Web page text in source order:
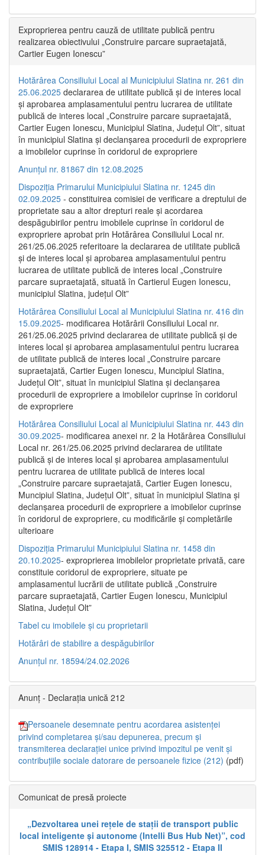
Exproprierea pentru cauză de utilitate publică pentru
realizarea obiectivului „Construire parcare supraetajată,
Cartier Eugen Ionescu”
Hotărârea Consiliului Local al Municipiului Slatina nr. 261 din
25.06.2025 declararea de utilitate publică și de interes local
și aprobarea amplasamentului pentru lucrarea de utilitate
publică de interes local „Construire parcare supraetajată,
Cartier Eugen Ionescu, Municipiul Slatina, Județul Olt”, situat
în municipiul Slatina și declanșarea procedurii de expropriere
a imobilelor cuprinse în coridorul de expropriere
Anunțul nr. 81867 din 12.08.2025
Dispoziția Primarului Municipiului Slatina nr. 1245 din
02.09.2025 - constituirea comisiei de verificare a dreptului de
proprietate sau a altor drepturi reale și acordarea
despăgubirilor pentru imobilele cuprinse în coridorul de
expropriere aprobat prin Hotărârea Consiliului Local nr.
261/25.06.2025 referitoare la declararea de utilitate publică
și de interes local și aprobarea amplasamentului pentru
lucrarea de utilitate publică de interes local „Construire
parcare supraetajată, situată în Cartierul Eugen Ionescu,
municipiul Slatina, județul Olt”
Hotărârea Consiliului Local al Municipiului Slatina nr. 416 din
15.09.2025- modificarea Hotărârii Consiliului Local nr.
261/25.06.2025 privind declararea de utilitate publică și de
interes local și aprobarea amplasamentului pentru lucrarea
de utilitate publică de interes local „Construire parcare
supraetajată, Cartier Eugen Ionescu, Muncipiul Slatina,
Județul Olt”, situat în municipiul Slatina și declanșarea
procedurii de expropriere a imobilelor cuprinse în coridorul
de expropriere
Hotărârea Consiliului Local al Municipiului Slatina nr. 443 din
30.09.2025- modificarea anexei nr. 2 la Hotărârea Consiliului
Local nr. 261/25.06.2025 privind declararea de utilitate
publică şi de interes local şi aprobarea amplasamentului
pentru lucrarea de utilitate publică de interes local
„Construire parcare supraetajată, Cartier Eugen Ionescu,
Muncipiul Slatina, Judeţul Olt”, situat în municipiul Slatina şi
declanşarea procedurii de expropriere a imobilelor cuprinse
în coridorul de expropriere, cu modificările şi completările
ulterioare
Dispoziția Primarului Municipiului Slatina nr. 1458 din
20.10.2025- exproprierea imobilelor proprietate privată, care
constituie coridorul de expropriere, situate pe
amplasamentul lucrării de utilitate publică „Construire
parcare supraetajată, Cartier Eugen Ionescu, Municipiul
Slatina, Județul Olt”
Tabel cu imobilele și cu proprietarii
Hotărâri de stabilire a despăgubirilor
Anunțul nr. 18594/24.02.2026
Anunț - Declarația unică 212
Persoanele desemnate pentru acordarea asistenței
privind completarea și/sau depunerea, precum și
transmiterea declarației unice privind impozitul pe venit și
contribuțiile sociale datorare de persoanele fizice (212) (pdf)
Comunicat de presă proiecte
„Dezvoltarea unei rețele de stații de transport public
local inteligente și autonome (Intelli Bus Hub Net)”, cod
SMIS 128914 - Etapa I, SMIS 325512 - Etapa II